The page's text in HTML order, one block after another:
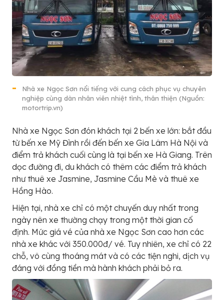
Nhà xe Ngọc Sơn nổi tiếng với cung cách phục vụ chuyên
nghiệp cùng dàn nhân viên nhiệt tình, thân thiện (Nguồn:
motortrip.vn)
Nhà xe Ngọc Sơn đón khách tại 2 bến xe lớn: bắt đầu
từ bến xe Mỹ Đình rồi đến bến xe Gia Lâm Hà Nội và
điểm trả khách cuối cùng là tại bến xe Hà Giang. Trên
dọc đường đi, du khách có thêm các điểm trả khách
như thuê xe Jasmine, Jasmine Cầu Mè và thuê xe
Hồng Hào.
Hiện tại, nhà xe chỉ có một chuyến duy nhất trong
ngày nên xe thường chạy trong một thời gian cố
định. Mức giá vé của nhà xe Ngọc Sơn cao hơn các
nhà xe khác với 350.000đ/ vé. Tuy nhiên, xe chỉ có 22
chỗ, vô cùng thoáng mát và có các tiện nghi, dịch vụ
đáng với đồng tiền mà hành khách phải bỏ ra.